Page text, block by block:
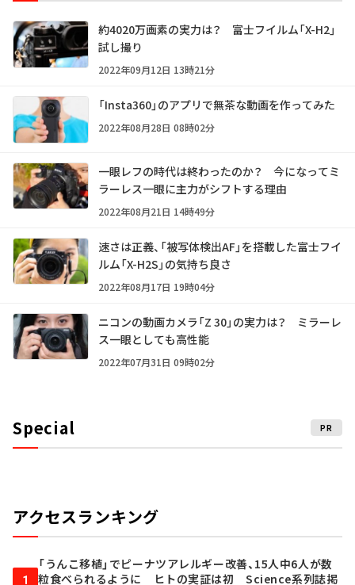
約4020万画素の実力は？ 富士フイルム「X-H2」
試し撮り
2022年09月12日 13時21分
「Insta360」のアプリで無茶な動画を作ってみた
2022年08月28日 08時02分
一眼レフの時代は終わったのか？ 今になってミ
ラーレス一眼に主力がシフトする理由
2022年08月21日 14時49分
速さは正義、「被写体検出AF」を搭載した富士フイ
ルム「X-H2S」の気持ち良さ
2022年08月17日 19時04分
ニコンの動画カメラ「Z 30」の実力は？ ミラーレ
ス一眼としても高性能
2022年07月31日 09時02分
Special PR
アクセスランキング
1
「うんこ移植」でピーナツアレルギー改善、15人中6人が数
粒食べられるように ヒトの実証は初 Science系列誌掲